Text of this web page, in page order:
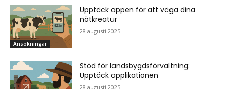
Ansökningar
Upptäck appen för att väga dina
nötkreatur
28 augusti 2025
Stöd för landsbygdsförvaltning:
Upptäck applikationen
28 augusti 2025